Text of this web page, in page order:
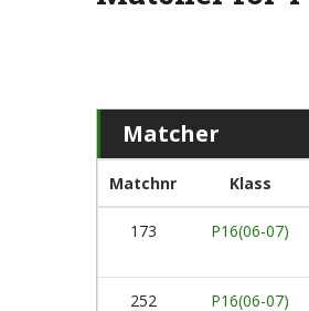
Matcher
Matchnr Klass
173 P16(06-07)
252 P16(06-07)